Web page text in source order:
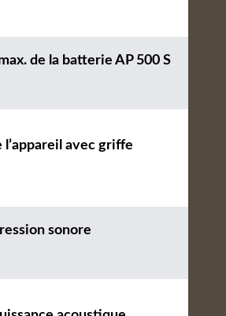
de la batterie AP 500 S
l’appareil avec griffe
sonore